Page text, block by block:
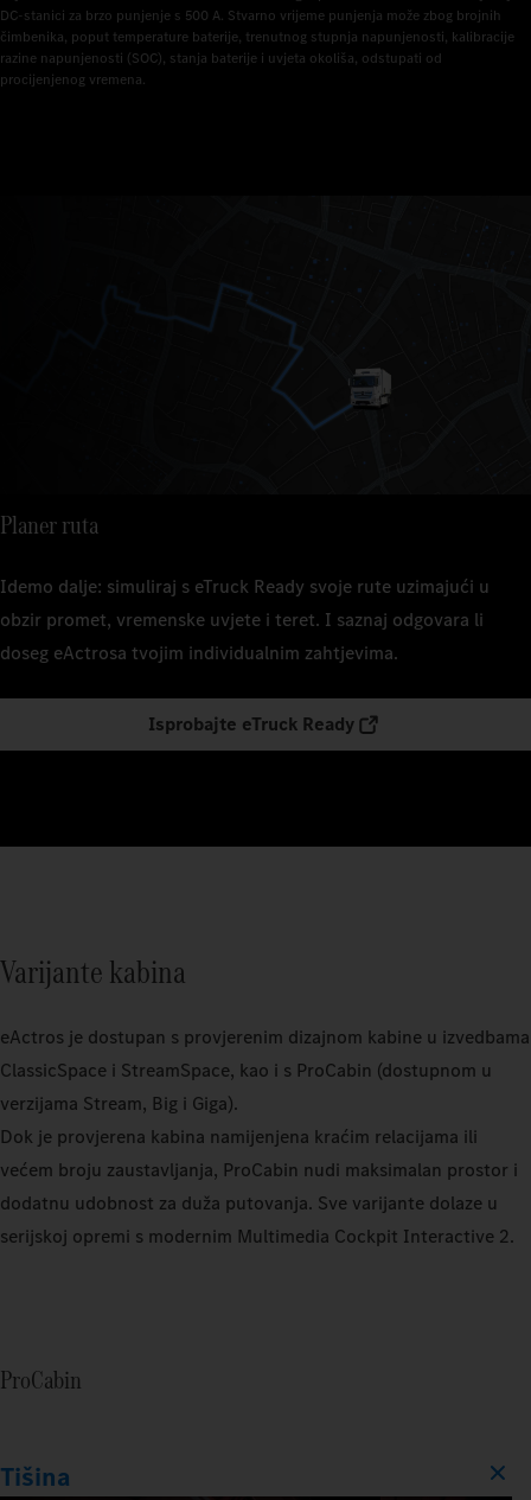
DC-stanici za brzo punjenje s 500 A. Stvarno vrijeme punjenja može zbog brojnih
čimbenika, poput temperature baterije, trenutnog stupnja napunjenosti, kalibracije
razine napunjenosti (SOC), stanja baterije i uvjeta okoliša, odstupati od
procijenjenog vremena.
Planer ruta
Idemo dalje: simuliraj s eTruck Ready svoje rute uzimajući u
obzir promet, vremenske uvjete i teret. I saznaj odgovara li
doseg eActrosa tvojim individualnim zahtjevima.
Isprobajte eTruck Ready
Varijante kabina
eActros je dostupan s provjerenim dizajnom kabine u izvedbama
ClassicSpace i StreamSpace, kao i s ProCabin (dostupnom u
verzijama Stream, Big i Giga).
Dok je provjerena kabina namijenjena kraćim relacijama ili
većem broju zaustavljanja, ProCabin nudi maksimalan prostor i
dodatnu udobnost za duža putovanja. Sve varijante dolaze u
serijskoj opremi s modernim Multimedia Cockpit Interactive 2.
ProCabin
Tišina